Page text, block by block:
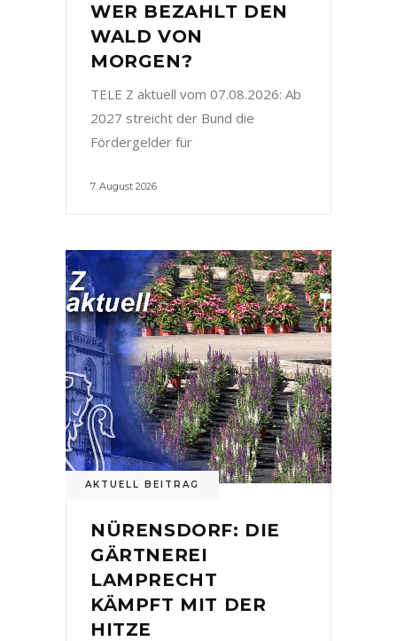
WER BEZAHLT DEN
WALD VON
MORGEN?
TELE Z aktuell vom 07.08.2026: Ab
2027 streicht der Bund die
Fördergelder für
7. August 2026
AKTUELL BEITRAG
NÜRENSDORF: DIE
GÄRTNEREI
LAMPRECHT
KÄMPFT MIT DER
HITZE